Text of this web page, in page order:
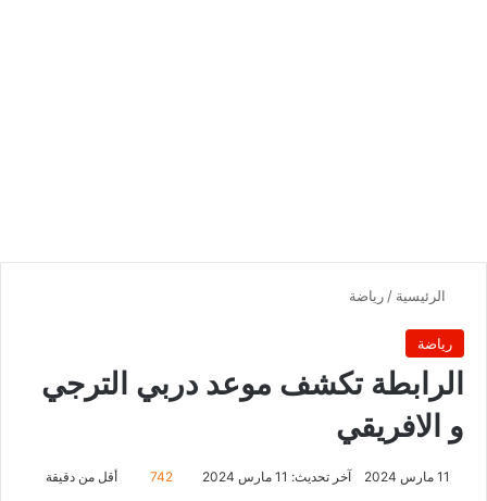
الرئيسية / رياضة
رياضة
الرابطة تكشف موعد دربي الترجي
و الافريقي
11 مارس 2024 آخر تحديث: 11 مارس 2024 742 أقل من دقيقة